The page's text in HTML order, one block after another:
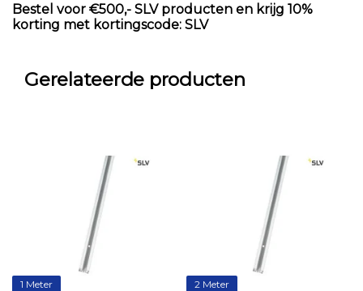
Bestel voor €500,- SLV producten en krijg 10%
korting met kortingscode: SLV
Gerelateerde producten
1 Meter 2 Meter